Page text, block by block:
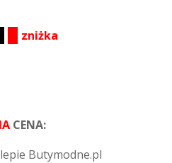
zniżka
CENA:
Butymodne.pl